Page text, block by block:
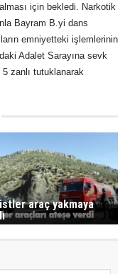
için bekledi. Narkotik
Bayram B.yi dans
emniyetteki işlemlerinin
Adalet Sarayına sevk
zanlı tutuklanarak
araç yakmaya